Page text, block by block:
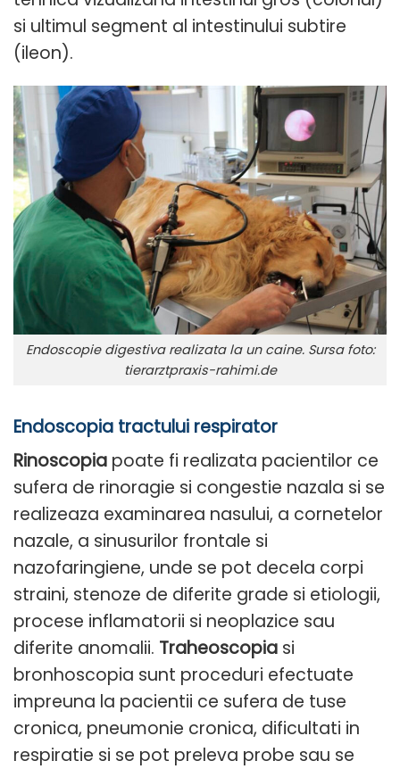
si ultimul segment al intestinului subtire
(ileon).
Endoscopie digestiva realizata la un caine. Sursa foto:
tierarztpraxis-rahimi.de
Endoscopia tractului respirator
Rinoscopia poate fi realizata pacientilor ce
sufera de rinoragie si congestie nazala si se
realizeaza examinarea nasului, a cornetelor
nazale, a sinusurilor frontale si
nazofaringiene, unde se pot decela corpi
straini, stenoze de diferite grade si etiologii,
procese inflamatorii si neoplazice sau
diferite anomalii. Traheoscopia si
bronhoscopia sunt proceduri efectuate
impreuna la pacientii ce sufera de tuse
cronica, pneumonie cronica, dificultati in
respiratie si se pot preleva probe sau se